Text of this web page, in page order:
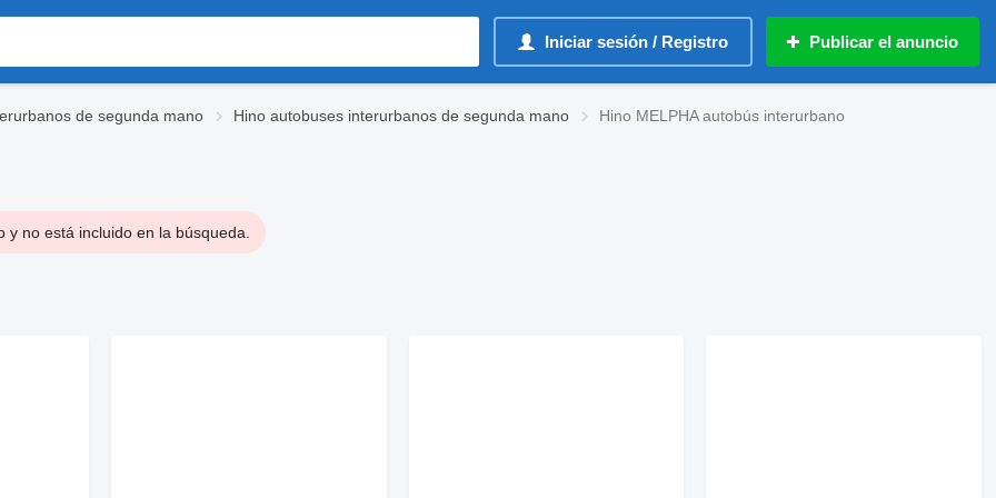
Iniciar sesión / Registro Publicar el anuncio
de segunda mano Hino autobuses interurbanos de segunda mano Hino MELPHA autobús interurbano
no está incluido en la búsqueda.